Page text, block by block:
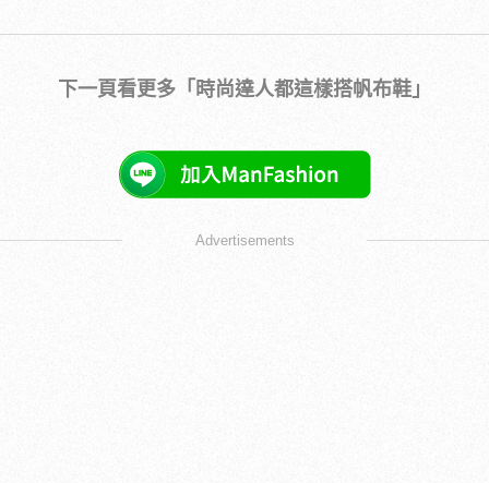
下一頁看更多「時尚達人都這樣搭帆布鞋」
Advertisements